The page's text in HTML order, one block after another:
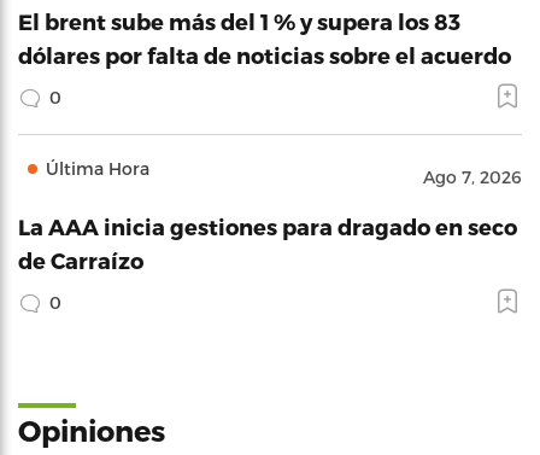
El brent sube más del 1 % y supera los 83
dólares por falta de noticias sobre el acuerdo
0
Última Hora Ago 7, 2026
La AAA inicia gestiones para dragado en seco
de Carraízo
0
Opiniones